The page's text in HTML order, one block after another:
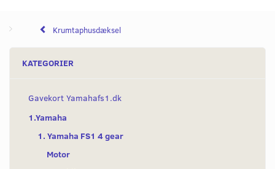
Krumtaphusdæksel
KATEGORIER
Gavekort Yamahafs1.dk
1.Yamaha
1. Yamaha FS1 4 gear
Motor